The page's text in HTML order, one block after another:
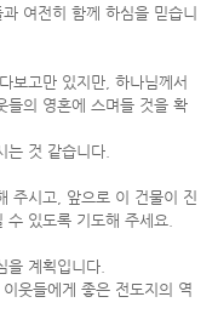
여전히 함께 하심을 믿습니
보고만 있지만, 하나님께서
들의 영혼에 스며들 것을 확
는 것 같습니다.
주시고, 앞으로 이 건물이 진
있도록 기도해 주세요.
계획입니다.
웃들에게 좋은 전도지의 역